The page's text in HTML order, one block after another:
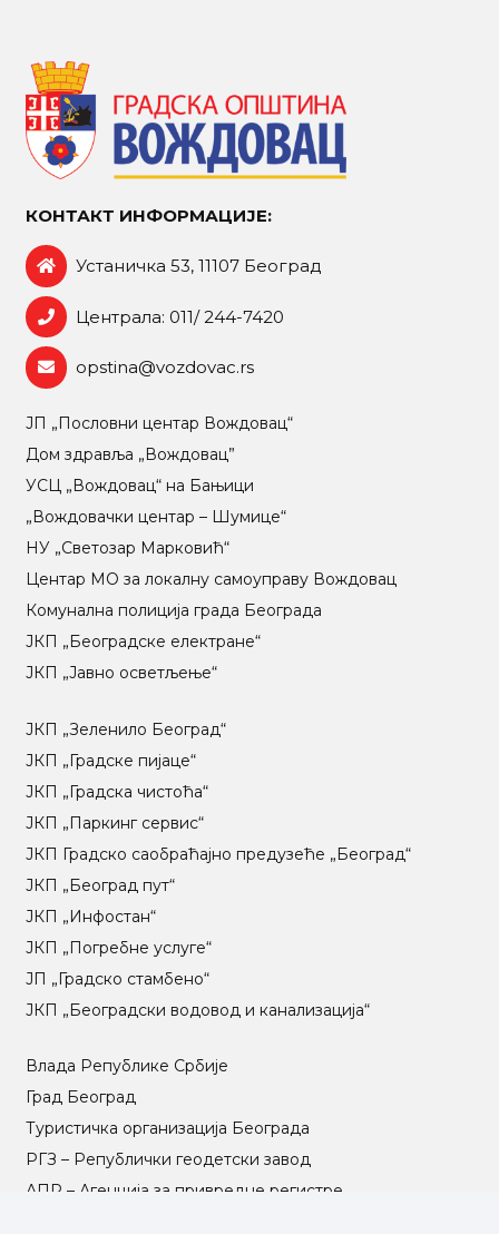
КОНТАКТ ИНФОРМАЦИЈЕ:
Устаничка 53, 11107 Београд
Централа: 011/ 244-7420
opstina@vozdovac.rs
ЈП „Пословни центар Вождовац“
Дом здравља „Вождовац”
УСЦ „Вождовац“ на Бањици
„Вождовачки центар – Шумице“
НУ „Светозар Марковић“
Центар МO за локалну самоуправу Вождовац
Комунална полиција града Београда
ЈКП „Београдске електране“
ЈКП „Јавно осветљење“
ЈКП „Зеленило Београд“
ЈКП „Градске пијаце“
ЈКП „Градска чистоћа“
ЈКП „Паркинг сервис“
ЈКП Градско саобраћајно предузеће „Београд“
ЈКП „Београд пут“
ЈКП „Инфостан“
ЈКП „Погребне услуге“
ЈП „Градско стамбено“
ЈКП „Београдски водовод и канализација“
Влада Републике Србије
Град Београд
Туристичка организација Београда
РГЗ – Републички геодетски завод
АПР – Агенција за привредне регистре